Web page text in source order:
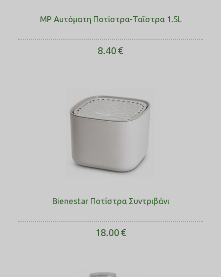
MP Αυτόματη Ποτίστρα-Ταΐστρα 1.5L
8.40€
Bienestar Ποτίστρα Συντριβάνι
18.00€